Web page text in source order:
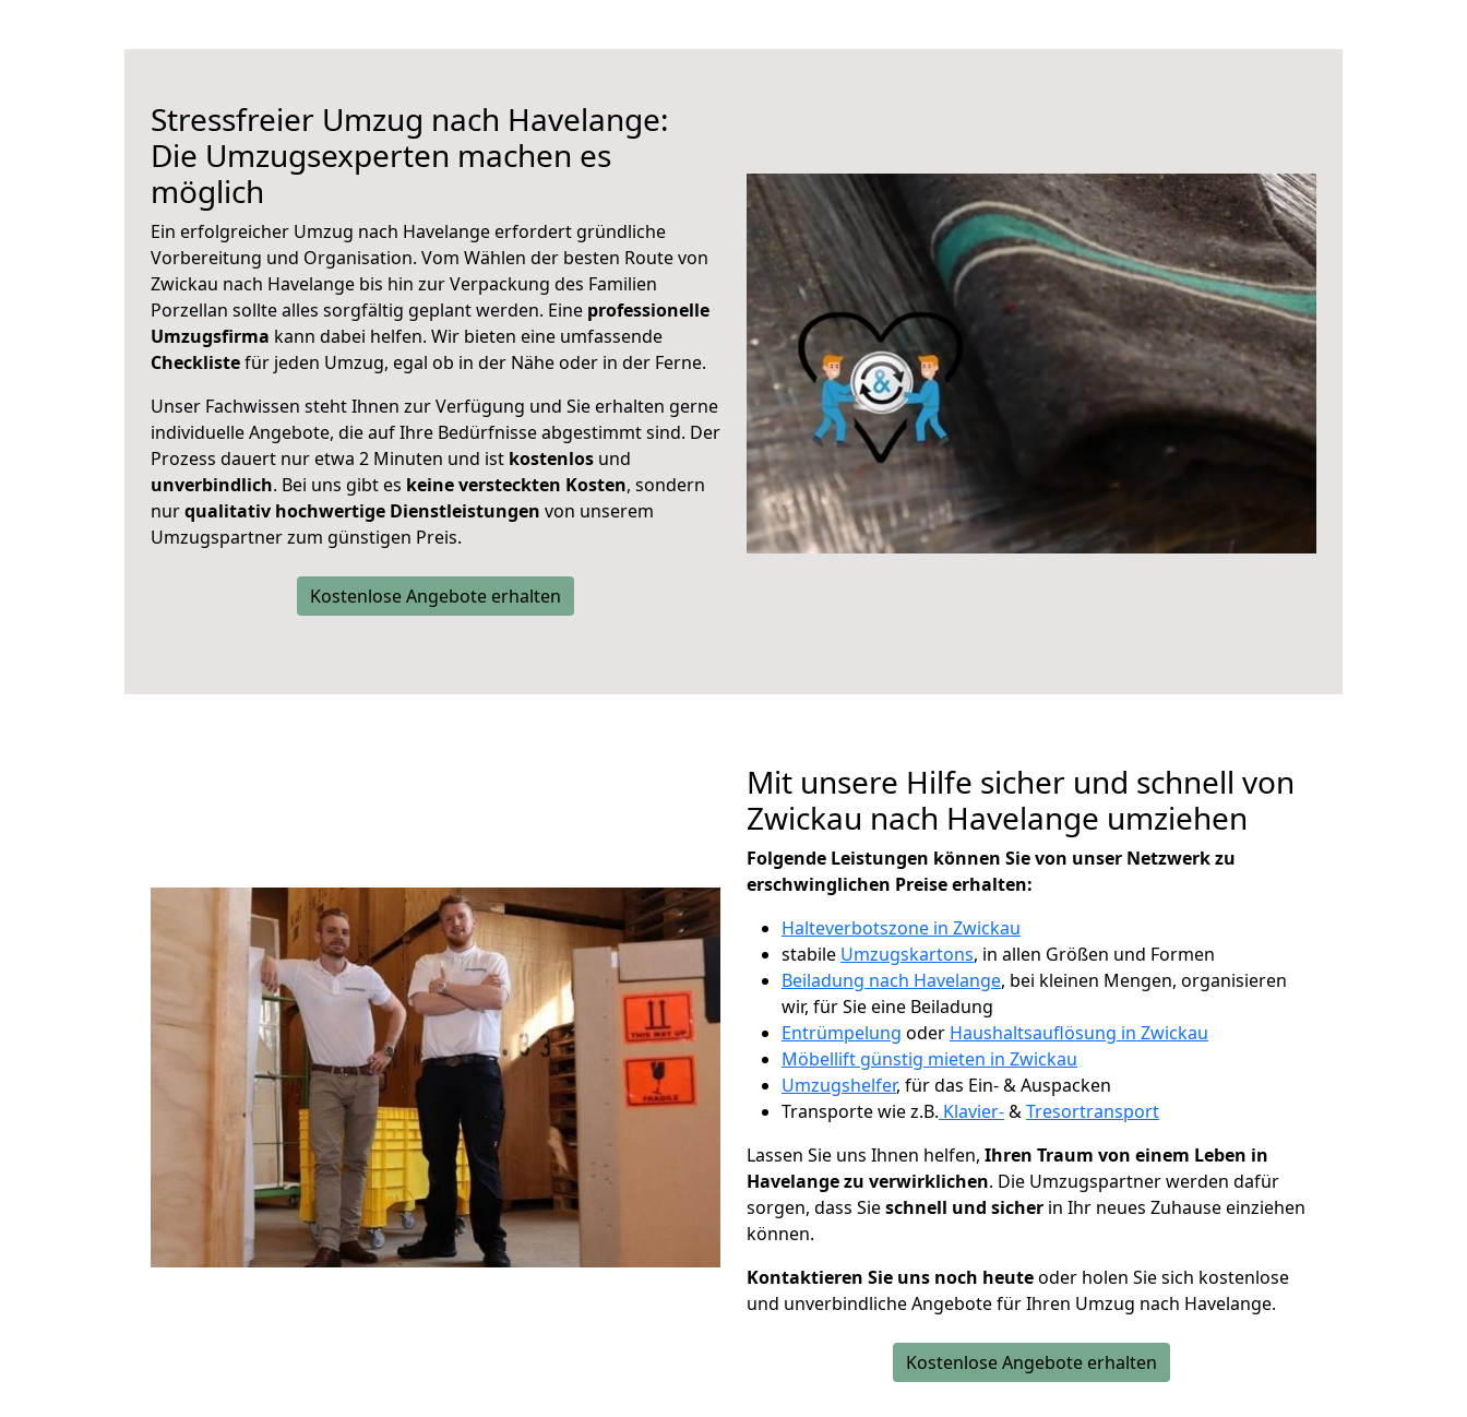
Stressfreier Umzug nach Havelange:
Die Umzugsexperten machen es
möglich
Ein erfolgreicher Umzug nach Havelange erfordert gründliche
Vorbereitung und Organisation. Vom Wählen der besten Route von
Zwickau nach Havelange bis hin zur Verpackung des Familien
Porzellan sollte alles sorgfältig geplant werden. Eine professionelle
Umzugsfirma kann dabei helfen. Wir bieten eine umfassende
Checklistefür jeden Umzug, egal ob in der Nähe oder in der Ferne.
Unser Fachwissen steht Ihnen zur Verfügung und Sie erhalten gerne
individuelle Angebote, die auf Ihre Bedürfnisse abgestimmt sind. Der
Prozess dauert nur etwa 2 Minuten und ist kostenlos und
unverbindlich. Bei uns gibt es keine versteckten Kosten, sondern
nurqualitativ hochwertige Dienstleistungen von unserem
Umzugspartner zum günstigen Preis.
Kostenlose Angebote erhalten
Mit unsere Hilfe sicher und schnell von
Zwickau nach Havelange umziehen
Folgende Leistungen können Sie von unser Netzwerk zu
erschwinglichen Preise erhalten:
Halteverbotszone in Zwickau
stabile Umzugskartons, in allen Größen und Formen
Beiladung nach Havelange, bei kleinen Mengen, organisieren
wir, für Sie eine Beiladung
Entrümpelung oder Haushaltsauflösung in Zwickau
Möbellift günstig mieten in Zwickau
Umzugshelfer, für das Ein- & Auspacken
Transporte wie z.B. Klavier-&Tresortransport
Lassen Sie uns Ihnen helfen, Ihren Traum von einem Leben in
Havelange zu verwirklichen. Die Umzugspartner werden dafür
sorgen, dass Sieschnell und sicher in Ihr neues Zuhause einziehen
können.
Kontaktieren Sie uns noch heuteoder holen Sie sich kostenlose
und unverbindliche Angebote für Ihren Umzug nach Havelange.
Kostenlose Angebote erhalten